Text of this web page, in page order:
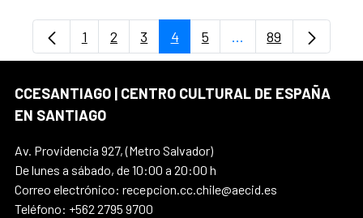
Página
1 Página
2 Página
3 Página
4 Página
5 ...PáginasPágina
89
CCESANTIAGO | CENTRO CULTURAL DE ESPAÑA
EN SANTIAGO
Av. Providencia 927, (Metro Salvador)
De lunes a sábado, de 10:00 a 20:00 h
Correo electrónico: recepcion.cc.chile@aecid.es
Teléfono: +562 2795 9700